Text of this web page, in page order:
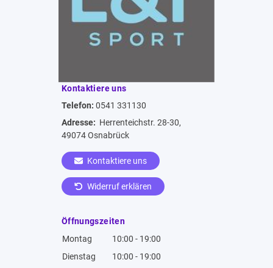
Kontaktiere uns
Telefon: 0541 331130
Adresse: Herrenteichstr. 28-30,
49074 Osnabrück
Kontaktiere uns
Widerruf erklären
Öffnungszeiten
Montag
10:00 - 19:00
Dienstag
10:00 - 19:00